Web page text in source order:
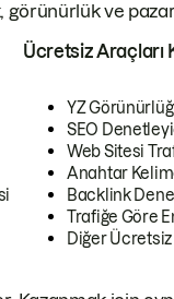
ve
Ücretsiz Araçları
YZ
SEO
Web Sitesi
Anahtar
Backlink
Trafiğe Göre
Diğer